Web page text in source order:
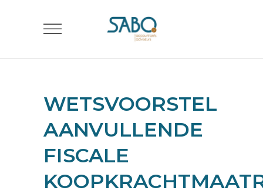
WETSVOORSTEL
AANVULLENDE
FISCALE